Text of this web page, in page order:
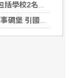
教師3名職員
國安疑慮遭驅逐